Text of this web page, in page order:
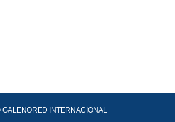
INTERNACIONAL